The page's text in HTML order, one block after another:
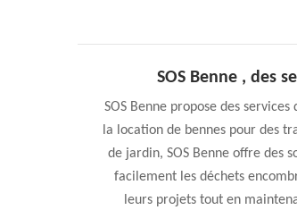
SOS Benne , des
SOS Benne propose des
la location de bennes pour des
de jardin, SOS Benne offre des
facilement les déchets
leurs projets tout en